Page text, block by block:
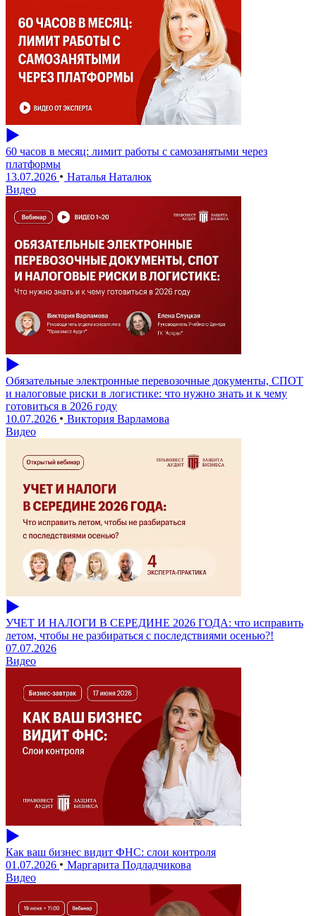
60 часов в месяц: лимит работы с самозанятыми через
платформы
13.07.2026
Наталья Наталюк
Видео
Обязательные электронные перевозочные документы, СПОТ
и налоговые риски в логистике: что нужно знать и к чему
готовиться в 2026 году
10.07.2026
Виктория Варламова
Видео
УЧЕТ И НАЛОГИ В СЕРЕДИНЕ 2026 ГОДА: что исправить
летом, чтобы не разбираться с последствиями осенью?!
07.07.2026
Видео
Как ваш бизнес видит ФНС: слои контроля
01.07.2026
Маргарита Подладчикова
Видео